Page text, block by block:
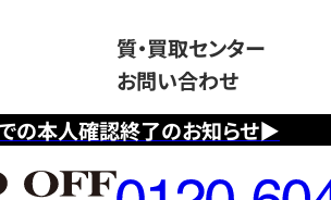
の本人確認終了のお知らせ▶
質・買取センター
お問い合わせ
フ
リ